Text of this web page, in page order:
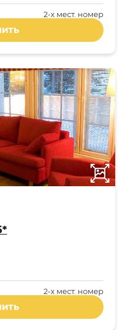
2-x мест. номер
2-x мест. номер